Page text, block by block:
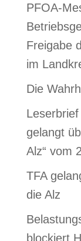
PFOA-
Freigabe
im
Die
gelangt
Alz“ vom
TFA
die Alz
blockiert